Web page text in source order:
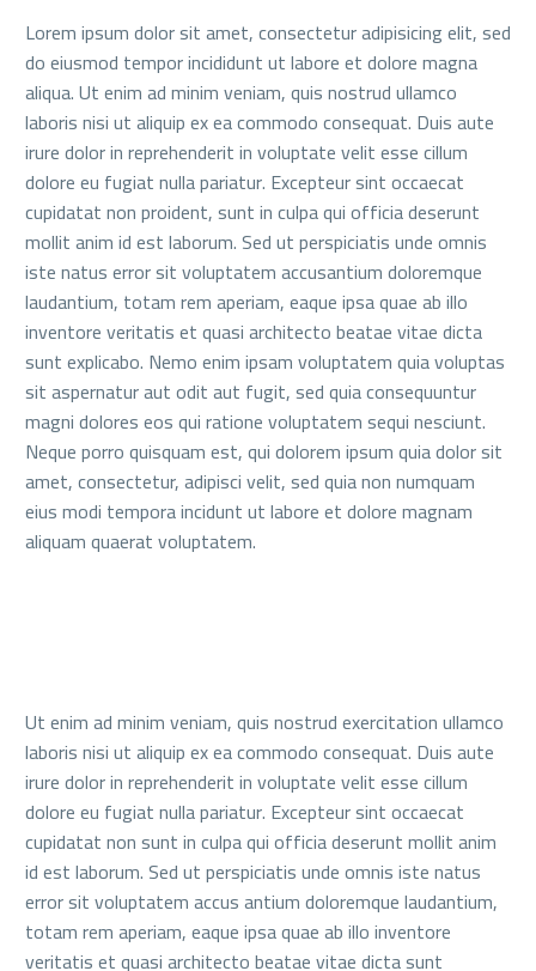
Lorem ipsum dolor sit amet, consectetur adipisicing elit, sed
do eiusmod tempor incididunt ut labore et dolore magna
aliqua. Ut enim ad minim veniam, quis nostrud ullamco
laboris nisi ut aliquip ex ea commodo consequat. Duis aute
irure dolor in reprehenderit in voluptate velit esse cillum
dolore eu fugiat nulla pariatur. Excepteur sint occaecat
cupidatat non proident, sunt in culpa qui officia deserunt
mollit anim id est laborum. Sed ut perspiciatis unde omnis
iste natus error sit voluptatem accusantium doloremque
laudantium, totam rem aperiam, eaque ipsa quae ab illo
inventore veritatis et quasi architecto beatae vitae dicta
sunt explicabo. Nemo enim ipsam voluptatem quia voluptas
sit aspernatur aut odit aut fugit, sed quia consequuntur
magni dolores eos qui ratione voluptatem sequi nesciunt.
Neque porro quisquam est, qui dolorem ipsum quia dolor sit
amet, consectetur, adipisci velit, sed quia non numquam
eius modi tempora incidunt ut labore et dolore magnam
aliquam quaerat voluptatem.
Ut enim ad minim veniam, quis nostrud exercitation ullamco
laboris nisi ut aliquip ex ea commodo consequat. Duis aute
irure dolor in reprehenderit in voluptate velit esse cillum
dolore eu fugiat nulla pariatur. Excepteur sint occaecat
cupidatat non sunt in culpa qui officia deserunt mollit anim
id est laborum. Sed ut perspiciatis unde omnis iste natus
error sit voluptatem accus antium doloremque laudantium,
totam rem aperiam, eaque ipsa quae ab illo inventore
veritatis et quasi architecto beatae vitae dicta sunt